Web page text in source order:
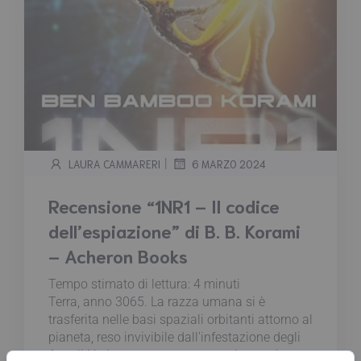
LAURA CAMMARERI | 6 MARZO 2024
Recensione “1NR1 – Il codice
dell’espiazione” di B. B. Korami
– Acheron Books
Tempo stimato di lettura: 4 minuti
Terra, anno 3065. La razza umana si è
trasferita nelle basi spaziali orbitanti attorno al
pianeta, reso invivibile dall'infestazione degli
Angeli Neri, creature mostruose che sembrano